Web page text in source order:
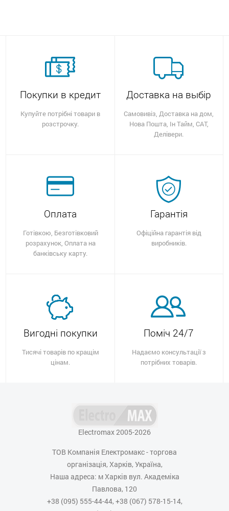
Покупки в кредит
Купуйте потрібні товари в
розстрочку.
Доставка на выбір
Самовивіз, Доставка на дом,
Нова Пошта, Ін Тайм, САТ,
Делівери.
Оплата
Готівкою, Безготівковий
розрахунок, Оплата на
банківську карту.
Гарантія
Офіційна гарантія від
виробників.
Вигодні покупки
Тисячі товарів по кращім
цінам.
Поміч 24/7
Надаємо консультації з
потрібних товарів.
Electromax 2005-2026
ТОВ Компанія Електромакс - торгова
організація, Харків, Україна,
Наша адреса: м Харків вул. Академіка
Павлова, 120
+38 (095) 555-44-44, +38 (067) 578-15-14,